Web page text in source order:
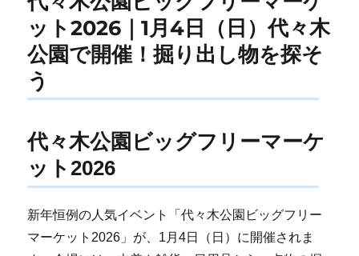
ット2026｜1月4日（日）代々木
公園で開催！掘り出し物を探そ
う
代々木公園ビッグフリーマーケ
ット2026
新年恒例の人気イベント「代々木公園ビッグフリー
マーケット2026」が、1月4日（日）に開催されま